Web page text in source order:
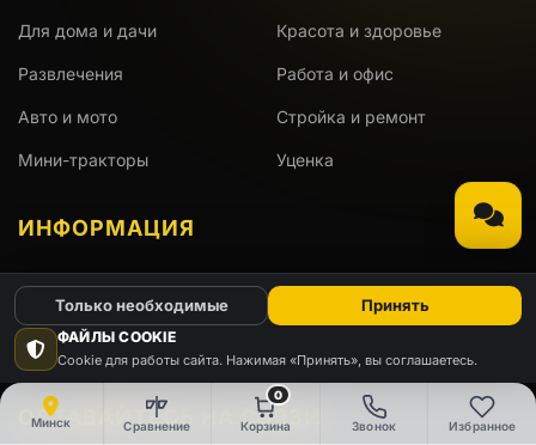
Минск Сравнение
0
Корзина Звонок Избранное
Для дома и дачи Красота и здоровье
Развлечения Работа и офис
Авто и мото Стройка и ремонт
Мини-тракторы Уценка
ИНФОРМАЦИЯ
Доставка Оплата
Гарантия
ОСТАВАЙТЕСЬ НА СВЯЗИ
ФАЙЛЫ COOKIE
Cookie для работы сайта. Нажимая «Принять», вы соглашаетесь.
Только необходимые Принять